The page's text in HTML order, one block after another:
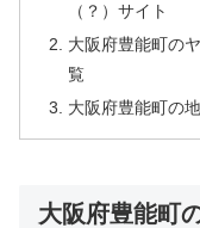
（？）サイト
大阪府豊能町の
覧
大阪府豊能町の
大阪府豊能町